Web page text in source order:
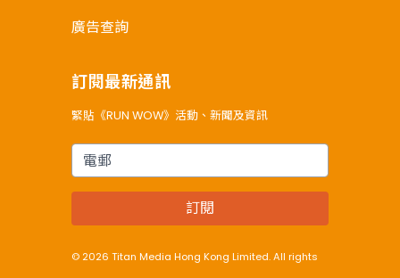
廣告查詢
訂閱最新通訊
緊貼《RUN WOW》活動、新聞及資訊
電郵
訂閱
© 2026 Titan Media Hong Kong Limited. All rights